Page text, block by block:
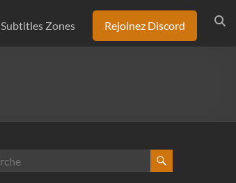
Subtitles Zones Rejoinez Discord